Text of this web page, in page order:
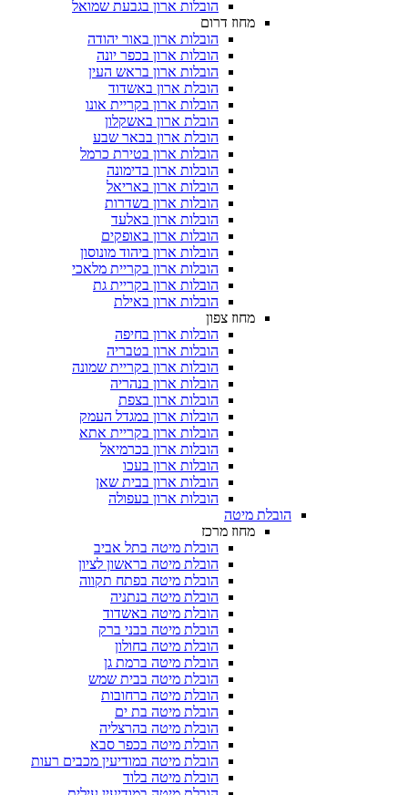
הובלות ארון בגבעת שמואל
מחוז דרום
הובלות ארון באור יהודה
הובלות ארון בכפר יונה
הובלות ארון בראש העין
הובלת ארון באשדוד
הובלות ארון בקריית אונו
הובלת ארון באשקלון
הובלת ארון בבאר שבע
הובלות ארון בטירת כרמל
הובלות ארון בדימונה
הובלות ארון באריאל
הובלות ארון בשדרות
הובלות ארון באלעד
הובלות ארון באופקים
הובלות ארון ביהוד מונוסון
הובלות ארון בקריית מלאכי
הובלות ארון בקריית גת
הובלות ארון באילת
מחוז צפון
הובלות ארון בחיפה
הובלות ארון בטבריה
הובלות ארון בקריית שמונה
הובלות ארון בנהריה
הובלות ארון בצפת
הובלות ארון במגדל העמק
הובלות ארון בקריית אתא
הובלות ארון בכרמיאל
הובלות ארון בעכו
הובלות ארון בבית שאן
הובלות ארון בעפולה
הובלת מיטה
מחוז מרכז
הובלת מיטה בתל אביב
הובלת מיטה בראשון לציון
הובלת מיטה בפתח תקווה
הובלת מיטה בנתניה
הובלת מיטה באשדוד
הובלת מיטה בבני ברק
הובלת מיטה בחולון
הובלת מיטה ברמת גן
הובלת מיטה בבית שמש
הובלת מיטה ברחובות
הובלת מיטה בת ים
הובלת מיטה בהרצליה
הובלת מיטה בכפר סבא
הובלת מיטה במודיעין מכבים רעות
הובלת מיטה בלוד